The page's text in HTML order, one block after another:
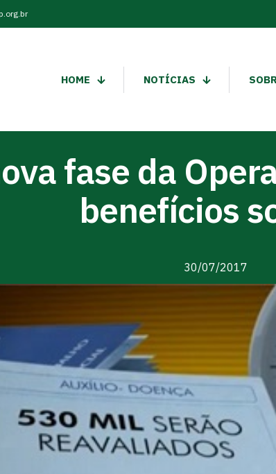
HOME NOTÍCIAS
fase da
benefícios
30/07/2017